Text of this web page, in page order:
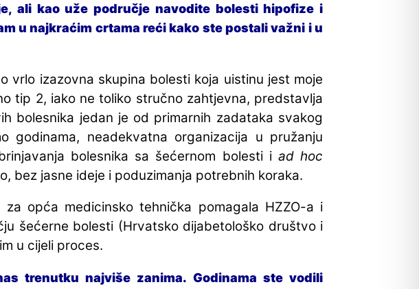
ali kao uže područje navoditebolesti hipofize i
u najkraćim crtama reći kako ste postali važni i u
vrlo izazovna skupina bolesti koja uistinu jest moje
tip 2, iako ne toliko stručno zahtjevna, predstavlja
bolesnika jedan je od primarnih zadataka svakog
godinama, neadekvatna organizacija u pružanju
bolesnika sa šećernom bolesti i ad hoc
bez jasne ideje i poduzimanja potrebnih koraka.
opća medicinsko tehnička pomagala HZZO-a i
šećerne bolesti (Hrvatsko dijabetološko društvo i
u cijeli proces.
trenutku najviše zanima. Godinama ste vodili